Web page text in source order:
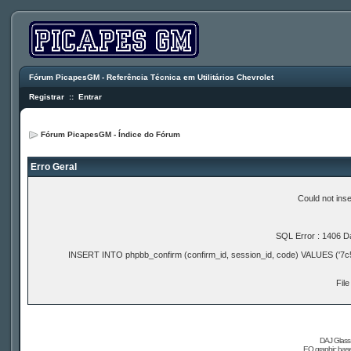
Fórum PicapesGM - Referência Técnica em Utilitários Chevrolet
Registrar :: Entrar
Fórum PicapesGM - Índice do Fórum
Erro Geral
Could not
SQL Error : 1406
INSERT INTO phpbb_confirm (confirm_id, session_id, code) VALUES
DAJ
EQ graphic